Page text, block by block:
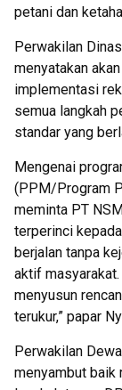
petani dan
Perwakilan
menyatakan
implementasi
semua langkah
standar yang
Mengenai
(PPM/Program
meminta PT
terperinci
berjalan tanpa
aktif
menyusun
terukur,” papar
Perwakilan
menyambut baik